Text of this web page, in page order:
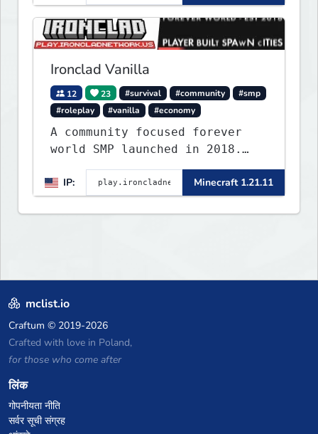
Lifesteal, FFA BoxPVP,
SkyBlock, KitPVP and many
more.
Ironclad Vanilla
12 23 #survival #community
#smp
#roleplay
#vanilla #economy
A community focused forever
world SMP launched in 2018.
Large community-built
functioning spawn cities with
no spawned in items or cheats.
IP: Minecraft 1.21.11
mclist.io
Craftum © 2019-2026
Crafted with love in Poland,
for those who come after
लिंक
गोपनीयता नीति
सर्वर सूची संग्रह